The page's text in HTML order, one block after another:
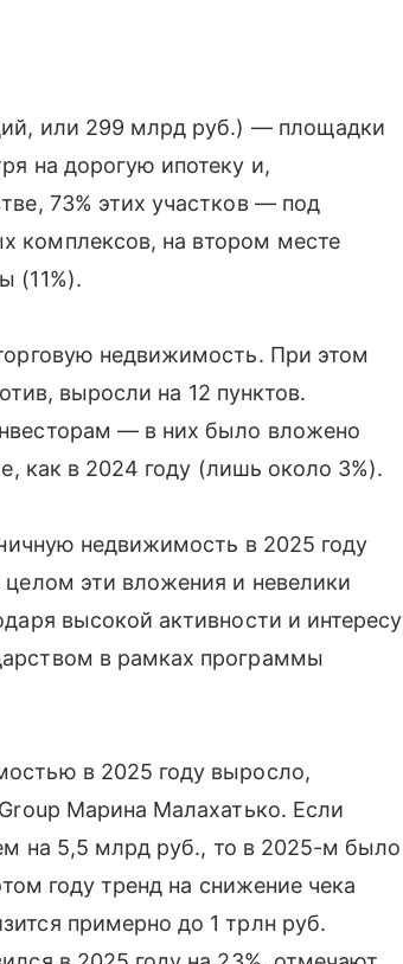
или 299 млрд руб.) — площадки
на дорогую ипотеку и,
73% этих участков — под
комплексов, на втором месте
(11%).
недвижимость. При этом
выросли на 12 пунктов.
— в них было вложено
как в 2024 году (лишь около 3%).
недвижимость в 2025 году
эти вложения и невелики
высокой активности и интересу
в рамках программы
в 2025 году выросло,
Марина Малахатько. Если
на 5,5 млрд руб., то в 2025-м было
году тренд на снижение чека
примерно до 1 трлн руб.